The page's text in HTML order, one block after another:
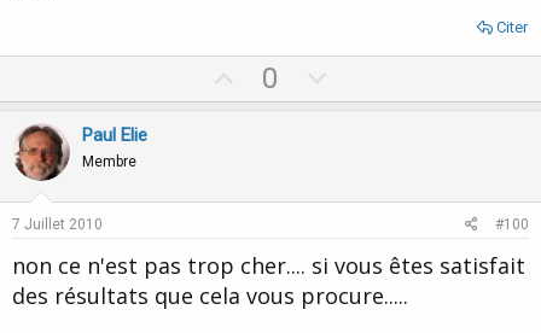
Citer
p
t
0
o
v
e
Paul Elie
Membre
7 Juillet 2010 #100
non ce n'est pas trop cher.... si vous êtes satisfait
des résultats que cela vous procure.....